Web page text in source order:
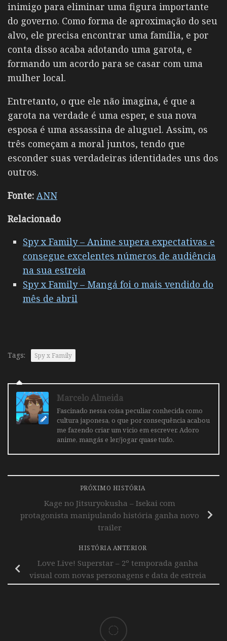
inimigo para eliminar uma figura importante
do governo. Como forma de aproximação do seu
alvo, ele precisa encontrar uma família, e por
conta disso acaba adotando uma garota, e
formando um acordo para se casar com uma
mulher local.
Entretanto, o que ele não imagina, é que a
garota na verdade é uma esper, e sua nova
esposa é uma assassina de aluguel. Assim, os
três começam a moral juntos, tendo que
esconder suas verdadeiras identidades uns dos
outros.
Fonte: ANN
Relacionado
Spy x Family – Anime supera expectativas e
consegue excelentes números de audiência
na sua estreia
Spy x Family – Mangá foi o mais vendido do
mês de abril
Tags: Spy x Family
Marcelo Almeida
Fascinado nessa coisa peculiar conhecida como
cultura japonesa, o que por consequência acabou
me fazendo criar um vicio em escrever. Adoro
anime, mangás e ler/jogar quase tudo.
PRÓXIMO HISTÓRIA
Kage no Jitsuryokusha – Isekai com
protagonista manipulando história ganha novo
trailer
HISTÓRIA ANTERIOR
Love Live! Superstar – 2º temporada ganha
visual com novas personagens e data de estreia